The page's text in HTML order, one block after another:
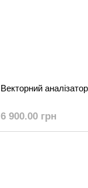
Векторний
6 900.00 грн